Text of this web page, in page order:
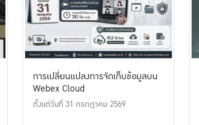
การเปลี่ยนแปลงการจัดเก็บข้อมูลบน
Webex Cloud
ตั้งแต่วันที่ 31 กรกฎาคม 2569